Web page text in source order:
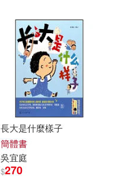
長大是什麼樣子
簡體書
吳宜庭
$270